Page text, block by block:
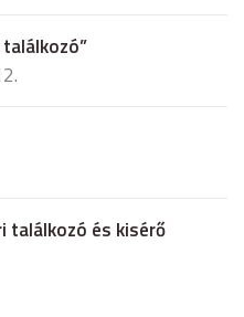
találkozó és kisérő